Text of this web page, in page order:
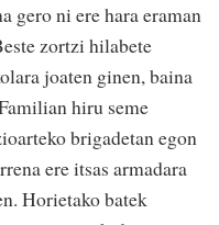
gero ni ere hara eraman
zortzi hilabete
joaten ginen, baina
hiru seme
brigadetan egon
ere itsas armadara
Horietako batek